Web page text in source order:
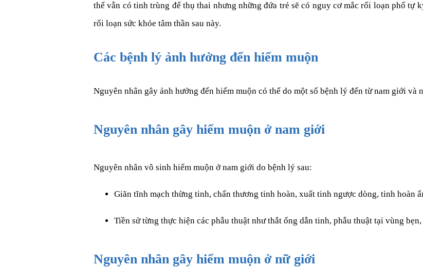
thể vẫn có tinh trùng để thụ thai nhưng những đứa trẻ sẽ có nguy cơ mắc rối loạn phổ tự
rối loạn sức khỏe tâm thần sau này.
Các bệnh lý ảnh hưởng đến hiếm muộn
Nguyên nhân gây ảnh hưởng đến hiếm muộn có thể do một số bệnh lý đến từ nam giới và
Nguyên nhân gây hiếm muộn ở nam giới
Nguyên nhân vô sinh hiếm muộn ở nam giới do bệnh lý sau:
Giãn tĩnh mạch thừng tinh, chấn thương tinh hoàn, xuất tinh ngược dòng, tinh hoàn
Tiền sử từng thực hiện các phẫu thuật như thắt ống dẫn tinh, phẫu thuật tại vùng
Nguyên nhân gây hiếm muộn ở nữ giới